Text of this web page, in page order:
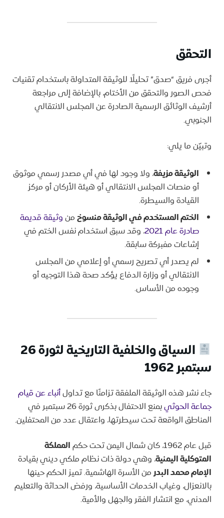
التحقق
أجرى فريق “صدق” تحليلًا للوثيقة المتداولة باستخدام تقنيات
فحص الصور والتحقق من الأختام، بالإضافة إلى مراجعة
أرشيف الوثائق الرسمية الصادرة عن المجلس الانتقالي
الجنوبي.
وتبيّن ما يلي:
الوثيقة مزيفة، ولا وجود لها في أي مصدر رسمي موثوق
أو منصات المجلس الانتقالي أو هيئة الأركان أو مركز
القيادة والسيطرة.
الختم المستخدم في الوثيقة منسوخمنوثيقة قديمة
صادرة عام 2021
، وقد سبق استخدام نفس الختم في
إشاعات مفبركة سابقة.
لم يصدر أي تصريح رسمي أو إعلامي من المجلس
الانتقالي أو وزارة الدفاع يؤكد صحة هذا التوجيه أو
وجوده من الأساس.
السياق
والخلفية التاريخية لثورة 26
سبتمبر 1962
جاء نشر هذه الوثيقة الملفقة تزامنًا مع تداولأنباء عن قيام
جماعة الحوثي
بمنع الاحتفال بذكرى ثورة 26 سبتمبر في
المناطق الواقعة تحت سيطرتها، واعتقال عدد من المحتفلين.
قبل عام 1962، كان شمال اليمن تحت حكم
المملكة
المتوكلية اليمنية، وهي دولة ذات نظام ملكي ديني بقيادة
الإمام محمد البدرمن الأسرة الهاشمية. تميز الحكم حينها
بالانعزال، وغياب الخدمات الأساسية، ورفض الحداثة والتعليم
المدني، مع انتشار الفقر والجهل والأمية.